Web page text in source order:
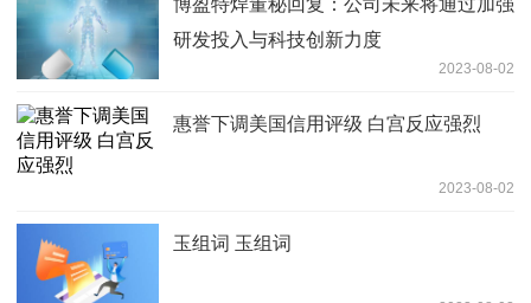
博盈特焊董秘回复：公司未来将通过加强
研发投入与科技创新力度
2023-08-02
惠誉下调美国信用评级 白宫反应强烈
2023-08-02
玉组词 玉组词